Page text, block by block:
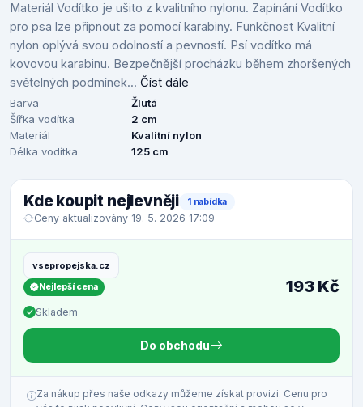
Materiál Vodítko je ušito z kvalitního nylonu. Zapínání Vodítko
pro psa lze připnout za pomocí karabiny. Funkčnost Kvalitní
nylon oplývá svou odolností a pevností. Psí vodítko má
kovovou karabinu. Bezpečnější procházku během zhoršených
světelných podmínek... Číst dále
Barva
Žlutá
Šířka vodítka
2 cm
Materiál
Kvalitní nylon
Délka vodítka
125 cm
Kde koupit nejlevněji 1 nabídka
Ceny aktualizovány 19. 5. 2026 17:09
vsepropejska.cz
Nejlepší cena
Skladem
193 Kč
Do obchodu
Za nákup přes naše odkazy můžeme získat provizi. Cenu pro